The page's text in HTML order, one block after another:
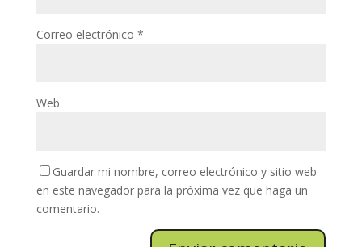
Correo electrónico *
Web
Guardar mi nombre, correo electrónico y sitio web
en este navegador para la próxima vez que haga un
comentario.